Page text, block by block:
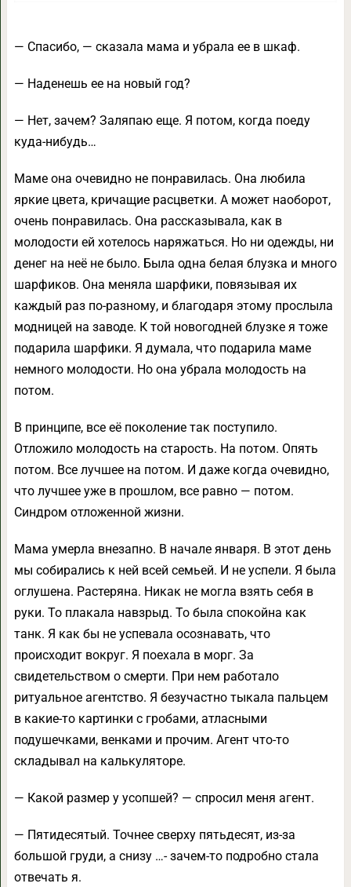
— Спасибо, — сказала мама и убрала ее в шкаф.
— Наденешь ее на новый год?
— Нет, зачем? Заляпаю еще. Я потом, когда поеду
куда-нибудь…
Маме она очевидно не понравилась. Она любила
яркие цвета, кричащие расцветки. А может наоборот,
очень понравилась. Она рассказывала, как в
молодости ей хотелось наряжаться. Но ни одежды, ни
денег на неё не было. Была одна белая блузка и много
шарфиков. Она меняла шарфики, повязывая их
каждый раз по-разному, и благодаря этому прослыла
модницей на заводе. К той новогодней блузке я тоже
подарила шарфики. Я думала, что подарила маме
немного молодости. Но она убрала молодость на
потом.
В принципе, все её поколение так поступило.
Отложило молодость на старость. На потом. Опять
потом. Все лучшее на потом. И даже когда очевидно,
что лучшее уже в прошлом, все равно — потом.
Синдром отложенной жизни.
Мама умерла внезапно. В начале января. В этот день
мы собирались к ней всей семьей. И не успели. Я была
оглушена. Растеряна. Никак не могла взять себя в
руки. То плакала навзрыд. То была спокойна как
танк. Я как бы не успевала осознавать, что
происходит вокруг. Я поехала в морг. За
свидетельством о смерти. При нем работало
ритуальное агентство. Я безучастно тыкала пальцем
в какие-то картинки с гробами, атласными
подушечками, венками и прочим. Агент что-то
складывал на калькуляторе.
— Какой размер у усопшей? — спросил меня агент.
— Пятидесятый. Точнее сверху пятьдесят, из-за
большой груди, а снизу …- зачем-то подробно стала
отвечать я.